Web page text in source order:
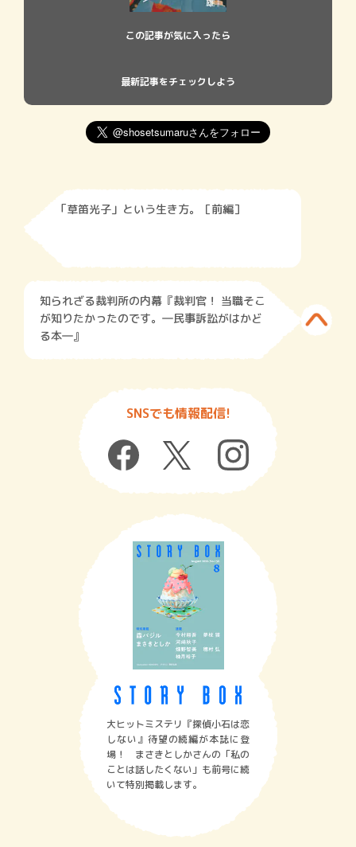
この記事が気に入ったら
最新記事をチェックしよう
「草笛光子」という生き方。［前編］
知られざる裁判所の内幕『裁判官！ 当職そこ
が知りたかったのです。―民事訴訟がはかど
る本―』
SNSでも情報配信!
大ヒットミステリ『探偵小石は恋
しない』待望の続編が本誌に登
場！ まさきとしかさんの「私の
ことは話したくない」も前号に続
いて特別掲載します。